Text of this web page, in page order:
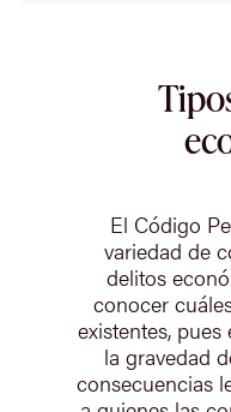
El Código
variedad de
delitos
conocer
existentes,
la gravedad
consecuencias